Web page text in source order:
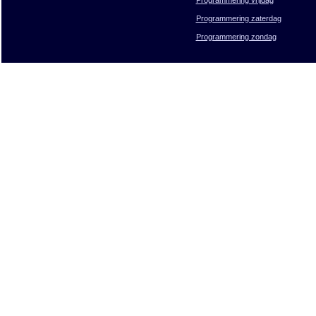
Programmering zaterdag
Programmering zondag